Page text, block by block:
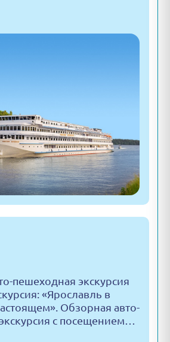
пешеходная экскурсия
«Ярославль в
Обзорная авто-
с посещением…